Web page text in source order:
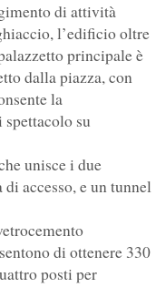
di attività
l’edificio oltre
principale è
dalla piazza, con
la
su
unisce i due
accesso, e un tunnel
di ottenere 330
posti per